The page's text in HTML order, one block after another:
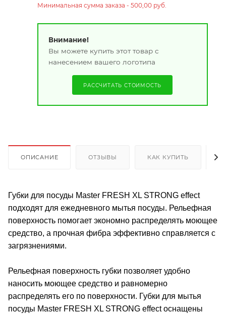
Минимальная сумма заказа - 500,00 руб.
Внимание!
Вы можете купить этот товар с
нанесением вашего логотипа
РАССЧИТАТЬ СТОИМОСТЬ
ОПИСАНИЕ ОТЗЫВЫ КАК КУПИТЬ
Губки для посуды Master FRESH XL STRONG effect
подходят для ежедневного мытья посуды. Рельефная
поверхность помогает экономно распределять моющее
средство, а прочная фибра эффективно справляется с
загрязнениями.
Рельефная поверхность губки позволяет удобно
наносить моющее средство и равномерно
распределять его по поверхности. Губки для мытья
посуды Master FRESH XL STRONG effect оснащены